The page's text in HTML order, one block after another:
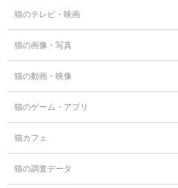
猫のテレビ・映画
猫の画像・写真
猫の動画・映像
猫のゲーム・アプリ
猫カフェ
猫の調査データ